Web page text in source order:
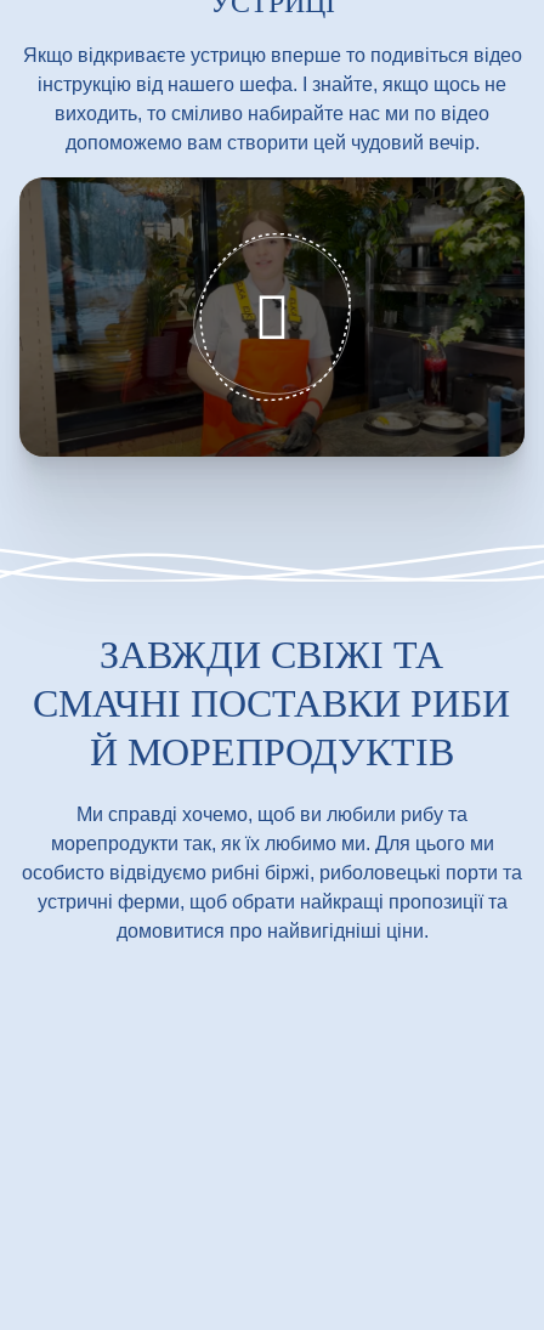
Якщо відкриваєте устрицю вперше то подивіться відео
інструкцію від нашего шефа. І знайте, якщо щось не
виходить, то сміливо набирайте нас ми по відео
допоможемо вам створити цей чудовий вечір.
ЗАВЖДИ СВІЖІ ТА
СМАЧНІ ПОСТАВКИ РИБИ
Й МОРЕПРОДУКТІВ
Ми справді хочемо, щоб ви любили рибу та
морепродукти так, як їх любимо ми. Для цього ми
особисто відвідуємо рибні біржі, риболовецькі порти та
устричні ферми, щоб обрати найкращі пропозиції та
домовитися про найвигідніші ціни.